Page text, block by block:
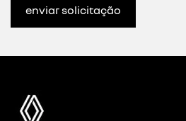
enviar solicitação